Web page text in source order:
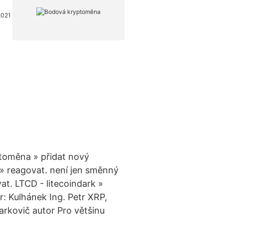
» přidat nový
reagovat. není jen směnný
LTCD - litecoindark »
Kulhánek Ing. Petr XRP,
autor Pro většinu